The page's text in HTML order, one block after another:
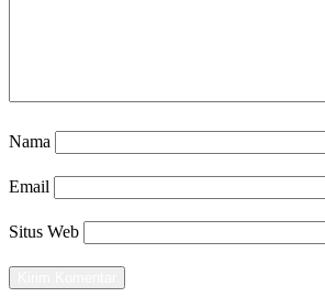
Nama
Email
Situs Web